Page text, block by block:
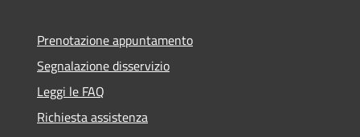
Prenotazione appuntamento
Segnalazione disservizio
Leggi le FAQ
Richiesta assistenza